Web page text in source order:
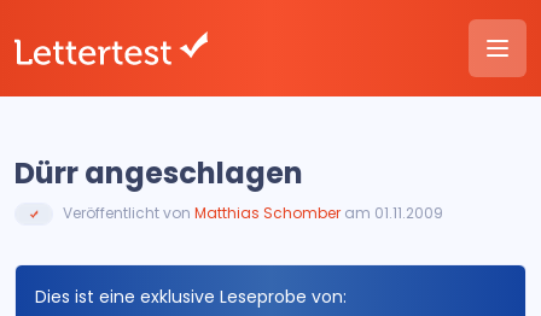
Dürr angeschlagen
Veröffentlicht von Matthias Schomber am 01.11.2009
Dies ist eine exklusive Leseprobe von: